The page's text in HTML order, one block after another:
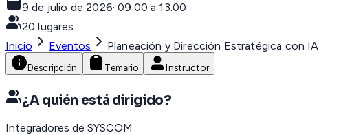
9 de julio de 2026·09:00 a 13:00
20 lugares
Inicio
Eventos Planeación y Dirección Estratégica con IA
Descripción Temario Instructor
¿A quién está dirigido?
Integradores de SYSCOM